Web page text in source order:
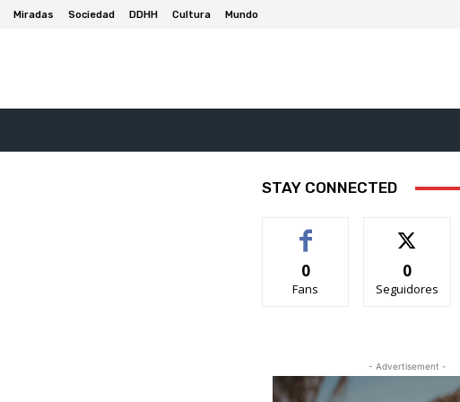
Miradas Sociedad DDHH Cultura Mundo
STAY CONNECTED
0
Fans
0
Seguidores
- Advertisement -